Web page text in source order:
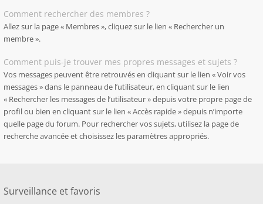
Comment rechercher des membres ?
Allez sur la page « Membres », cliquez sur le lien « Rechercher un
membre ».
Comment puis-je trouver mes propres messages et sujets ?
Vos messages peuvent être retrouvés en cliquant sur le lien « Voir vos
messages » dans le panneau de l’utilisateur, en cliquant sur le lien
« Rechercher les messages de l’utilisateur » depuis votre propre page de
profil ou bien en cliquant sur le lien « Accès rapide » depuis n’importe
quelle page du forum. Pour rechercher vos sujets, utilisez la page de
recherche avancée et choisissez les paramètres appropriés.
Surveillance et favoris